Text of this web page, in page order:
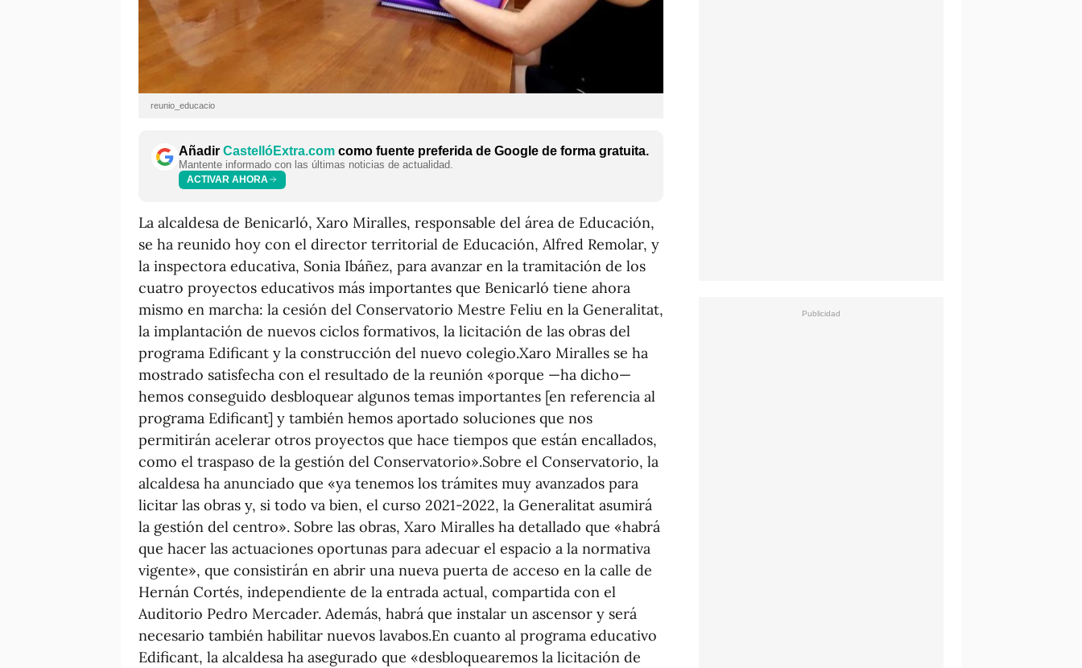
reunio_educacio
Añadir CastellóExtra.com como fuente preferida de Google de forma gratuita.
Mantente informado con las últimas noticias de actualidad.
ACTIVAR AHORA
La alcaldesa de Benicarló, Xaro Miralles, responsable del área de Educación,
se ha reunido hoy con el director territorial de Educación, Alfred Remolar, y
la inspectora educativa, Sonia Ibáñez, para avanzar en la tramitación de los
cuatro proyectos educativos más importantes que Benicarló tiene ahora
mismo en marcha: la cesión del Conservatorio Mestre Feliu en la Generalitat,
la implantación de nuevos ciclos formativos, la licitación de las obras del
programa Edificant y la construcción del nuevo colegio.Xaro Miralles se ha
mostrado satisfecha con el resultado de la reunión «porque —ha dicho—
hemos conseguido desbloquear algunos temas importantes [en referencia al
programa Edificant] y también hemos aportado soluciones que nos
permitirán acelerar otros proyectos que hace tiempos que están encallados,
como el traspaso de la gestión del Conservatorio».Sobre el Conservatorio, la
alcaldesa ha anunciado que «ya tenemos los trámites muy avanzados para
licitar las obras y, si todo va bien, el curso 2021-2022, la Generalitat asumirá
la gestión del centro». Sobre las obras, Xaro Miralles ha detallado que «habrá
que hacer las actuaciones oportunas para adecuar el espacio a la normativa
vigente», que consistirán en abrir una nueva puerta de acceso en la calle de
Hernán Cortés, independiente de la entrada actual, compartida con el
Auditorio Pedro Mercader. Además, habrá que instalar un ascensor y será
necesario también habilitar nuevos lavabos.En cuanto al programa educativo
Edificant, la alcaldesa ha asegurado que «desbloquearemos la licitación de